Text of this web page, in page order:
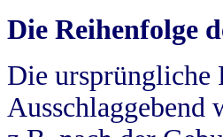
Die Reihenfolge
Die ursprüngliche
Ausschlaggebend